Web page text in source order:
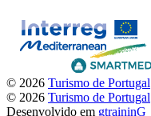
© 2026 Turismo de Portugal
© 2026 Turismo de Portugal
Desenvolvido em gtraininG